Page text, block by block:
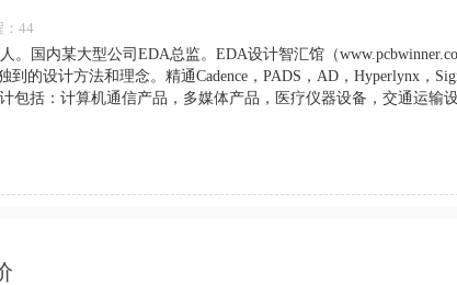
44
。国内某大型公司EDA总监。EDA设计智汇馆（
到的设计方法和理念。精通Cadence，PADS，AD，Hyperlynx，
包括：计算机通信产品，多媒体产品，医疗仪器设备，交通运输